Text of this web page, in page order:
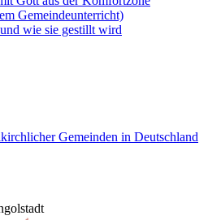
Gemeindeunterricht)
wie sie gestillt wird
Gemeinden in Deutschland